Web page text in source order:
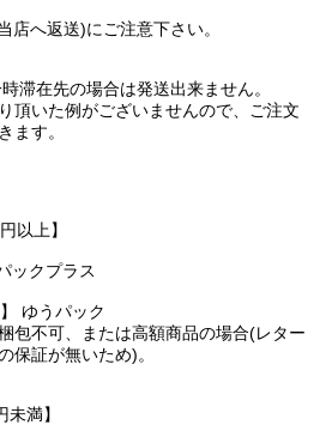
へ返送)にご注意下さい。
滞在先の場合は発送出来ません。
頂いた例がございませんので、ご注文
ます。
以上】
ックプラス
ゆうパック
包不可、または高額商品の場合(レター
保証が無いため)。
満】